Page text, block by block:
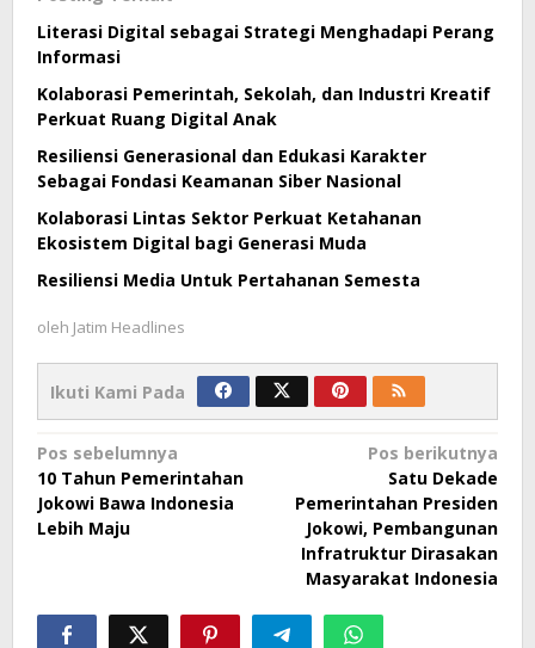
Literasi Digital sebagai Strategi Menghadapi Perang
Informasi
Kolaborasi Pemerintah, Sekolah, dan Industri Kreatif
Perkuat Ruang Digital Anak
Resiliensi Generasional dan Edukasi Karakter
Sebagai Fondasi Keamanan Siber Nasional
Kolaborasi Lintas Sektor Perkuat Ketahanan
Ekosistem Digital bagi Generasi Muda
Resiliensi Media Untuk Pertahanan Semesta
oleh Jatim Headlines
Ikuti Kami Pada
Navigasi
pos
Pos sebelumnya
10 Tahun Pemerintahan
Jokowi Bawa Indonesia
Lebih Maju
Pos berikutnya
Satu Dekade
Pemerintahan Presiden
Jokowi, Pembangunan
Infratruktur Dirasakan
Masyarakat Indonesia